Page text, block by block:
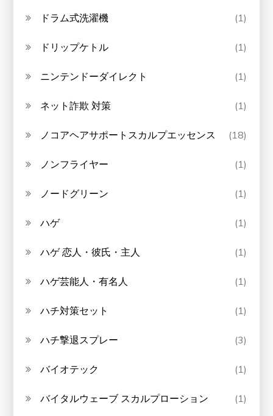
ドラム式洗濯機 (1)
ドリップケトル (1)
ニンテンドーダイレクト (1)
ネット詐欺 対策 (1)
ノコアヘアサポートスカルプエッセンス (18)
ノンフライヤー (1)
ノードグリーン (1)
ハゲ (1)
ハゲ 恋人・彼氏・主人 (1)
ハゲ芸能人・有名人 (1)
ハチ対策セット (1)
ハチ撃退スプレー (3)
バイオテック (1)
バイタルウェーブ スカルプローション (1)